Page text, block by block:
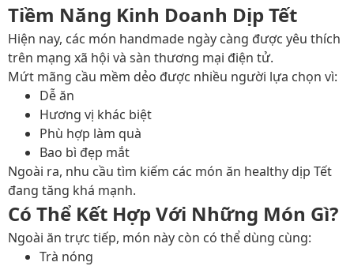
Tiềm Năng Kinh Doanh Dịp Tết
Hiện nay, các món handmade ngày càng được yêu thích
trên mạng xã hội và sàn thương mại điện tử.
Mứt mãng cầu mềm dẻo được nhiều người lựa chọn vì:
Dễ ăn
Hương vị khác biệt
Phù hợp làm quà
Bao bì đẹp mắt
Ngoài ra, nhu cầu tìm kiếm các món ăn healthy dịp Tết
đang tăng khá mạnh.
Có Thể Kết Hợp Với Những Món Gì?
Ngoài ăn trực tiếp, món này còn có thể dùng cùng:
Trà nóng